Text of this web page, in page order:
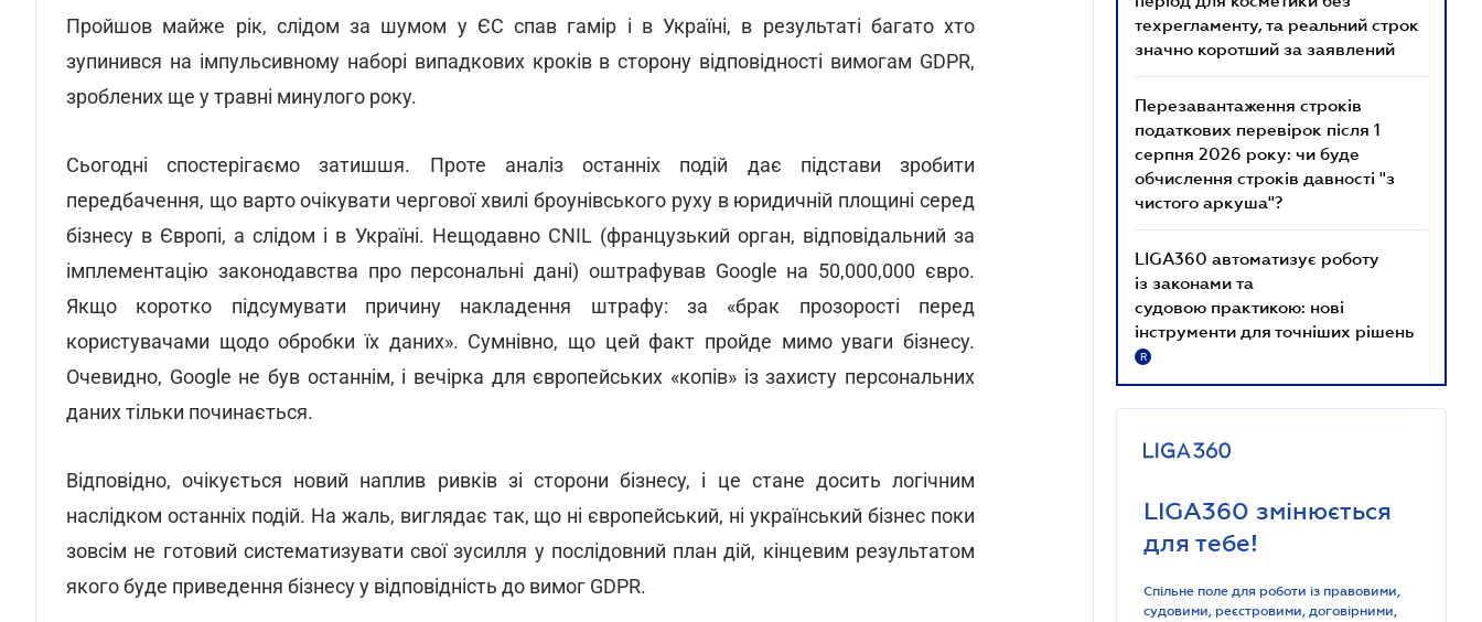
Пройшов майже рік, слідом за шумом у ЄС спав гамір і в Україні, в результаті багато хто
зупинився на імпульсивному наборі випадкових кроків в сторону відповідності вимогам GDPR,
зроблених ще у травні минулого року.
Сьогодні спостерігаємо затишшя. Проте аналіз останніх подій дає підстави зробити
передбачення, що варто очікувати чергової хвилі броунівського руху в юридичній площині серед
бізнесу в Європі, а слідом і в Україні. Нещодавно CNIL (французький орган, відповідальний за
імплементацію законодавства про персональні дані) оштрафував Google на 50,000,000 євро.
Якщо коротко підсумувати причину накладення штрафу: за «брак прозорості перед
користувачами щодо обробки їх даних». Сумнівно, що цей факт пройде мимо уваги бізнесу.
Очевидно, Google не був останнім, і вечірка для європейських «копів» із захисту персональних
даних тільки починається.
Відповідно, очікується новий наплив ривків зі сторони бізнесу, і це стане досить логічним
наслідком останніх подій. На жаль, виглядає так, що ні європейський, ні український бізнес поки
зовсім не готовий систематизувати свої зусилля у послідовний план дій, кінцевим результатом
якого буде приведення бізнесу у відповідність до вимог GDPR.
техрегламенту, та реальний строк
значно коротший за заявлений
Перезавантаження строків
податкових перевірок після 1
серпня 2026 року: чи буде
обчислення строків давності "з
чистого аркуша"?
LIGA360 автоматизує роботу
із законами та
судовою практикою: нові
інструменти для точніших рішень
R
LIGA360 змінюється
для тебе!
Спільне поле для роботи із правовими,
судовими, реєстровими, договірними,